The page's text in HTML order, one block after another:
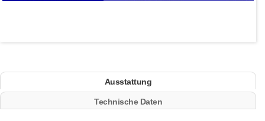
Ausstattung
Technische Daten